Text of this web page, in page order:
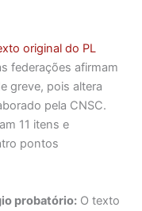
original do PL
federações afirmam
greve, pois altera
pela CNSC.
11 itens e
pontos
probatório: O texto